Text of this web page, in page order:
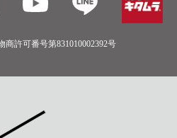
許可番号第831010002392号